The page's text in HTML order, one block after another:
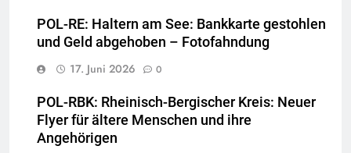
POL-RE: Haltern am See: Bankkarte gestohlen
und Geld abgehoben – Fotofahndung
17. Juni 2026
0
POL-RBK: Rheinisch-Bergischer Kreis: Neuer
Flyer für ältere Menschen und ihre
Angehörigen